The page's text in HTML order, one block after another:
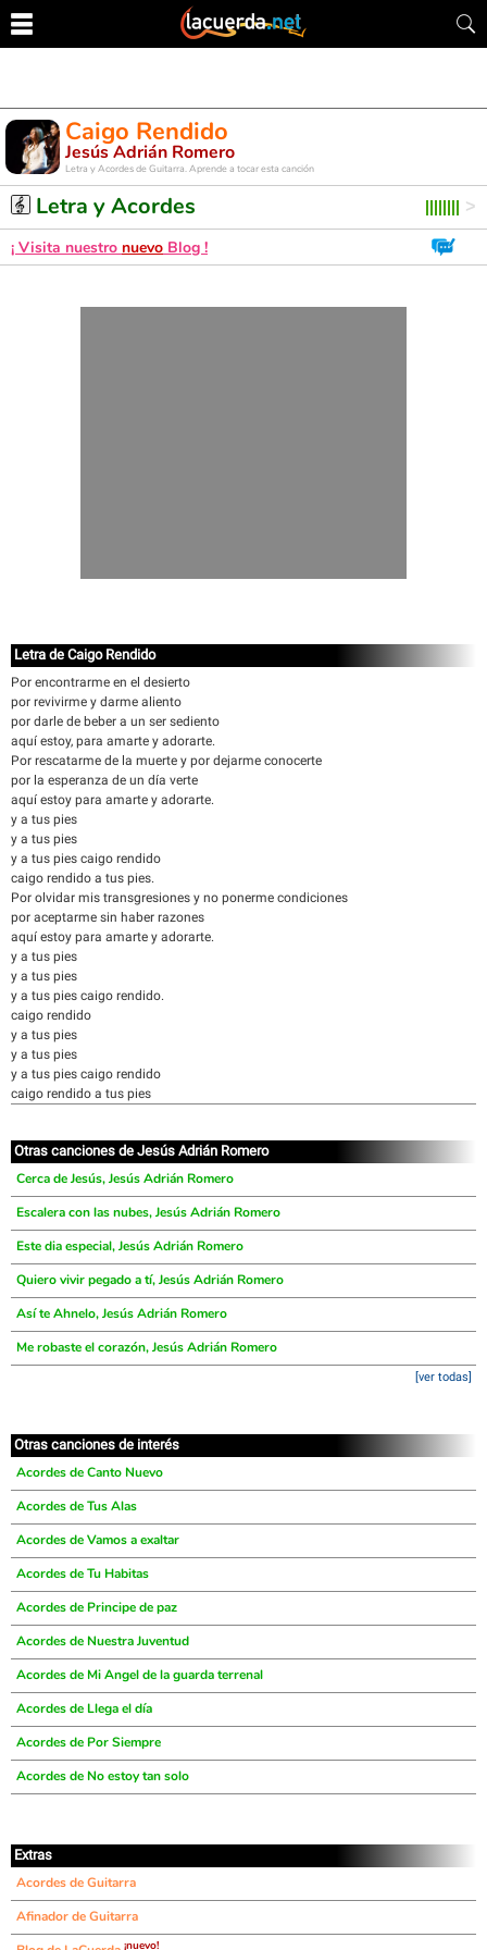
Caigo Rendido
Jesús Adrián Romero
Letra y Acordes de Guitarra. Aprende a tocar esta canción
Letra y Acordes
¡ Visita nuestro nuevo Blog !
Letra de Caigo Rendido
Por encontrarme en el desierto
por revivirme y darme aliento
por darle de beber a un ser sediento
aquí estoy, para amarte y adorarte.
Por rescatarme de la muerte y por dejarme conocerte
por la esperanza de un día verte
aquí estoy para amarte y adorarte.
y a tus pies
y a tus pies
y a tus pies caigo rendido
caigo rendido a tus pies.
Por olvidar mis transgresiones y no ponerme condiciones
por aceptarme sin haber razones
aquí estoy para amarte y adorarte.
y a tus pies
y a tus pies
y a tus pies caigo rendido.
caigo rendido
y a tus pies
y a tus pies
y a tus pies caigo rendido
caigo rendido a tus pies
Otras canciones de Jesús Adrián Romero
Cerca de Jesús, Jesús Adrián Romero
Escalera con las nubes, Jesús Adrián Romero
Este dia especial, Jesús Adrián Romero
Quiero vivir pegado a tí, Jesús Adrián Romero
Así te Ahnelo, Jesús Adrián Romero
Me robaste el corazón, Jesús Adrián Romero
[ver todas]
Otras canciones de interés
Acordes de Canto Nuevo
Acordes de Tus Alas
Acordes de Vamos a exaltar
Acordes de Tu Habitas
Acordes de Principe de paz
Acordes de Nuestra Juventud
Acordes de Mi Angel de la guarda terrenal
Acordes de Llega el día
Acordes de Por Siempre
Acordes de No estoy tan solo
Extras
Acordes de Guitarra
Afinador de Guitarra
¡nuevo!